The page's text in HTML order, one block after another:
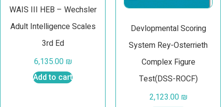
WAIS III HEB – Wechsler
Adult Intelligence Scales
3rd Ed
6,135.00 ₪
Add to cart
Devlopmental Scoring
System Rey-Osterrieth
Complex Figure
Test(DSS-ROCF)
2,123.00 ₪